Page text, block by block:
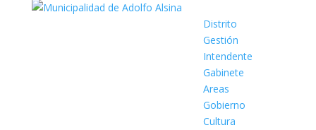
Distrito
Gestión
Intendente
Gabinete
Areas
Gobierno
Cultura